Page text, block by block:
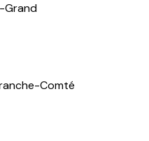
Grand
Comté